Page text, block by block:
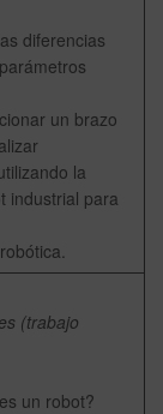
diferencias
un brazo
la
industrial para
(trabajo
un robot?